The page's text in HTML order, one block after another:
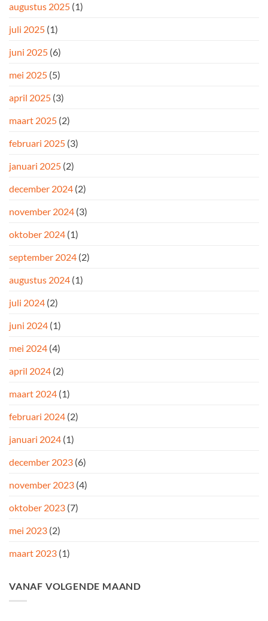
augustus 2025 (1)
juli 2025 (1)
juni 2025 (6)
mei 2025 (5)
april 2025 (3)
maart 2025 (2)
februari 2025 (3)
januari 2025 (2)
december 2024 (2)
november 2024 (3)
oktober 2024 (1)
september 2024 (2)
augustus 2024 (1)
juli 2024 (2)
juni 2024 (1)
mei 2024 (4)
april 2024 (2)
maart 2024 (1)
februari 2024 (2)
januari 2024 (1)
december 2023 (6)
november 2023 (4)
oktober 2023 (7)
mei 2023 (2)
maart 2023 (1)
VANAF VOLGENDE MAAND